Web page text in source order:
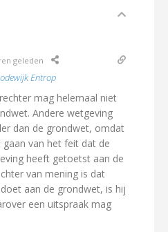
geleden
Entrop
mag helemaal niet
Andere wetgeving
dan de grondwet, omdat
van het feit dat de
heeft getoetst aan de
van mening is dat
aan de grondwet, is hij
een uitspraak mag